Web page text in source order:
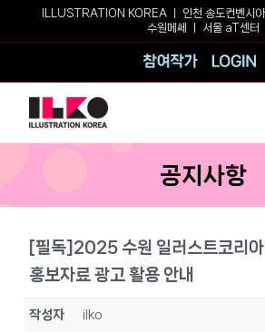
ILLUSTRATION KOREA ㅣ 인천 송도컨벤시아
수원메쎄
서울 aT센터
참여작가
공지사항
[필독]2025 수원 일러스트코리아
홍보자료 광고 활용 안내
작성자 ilko